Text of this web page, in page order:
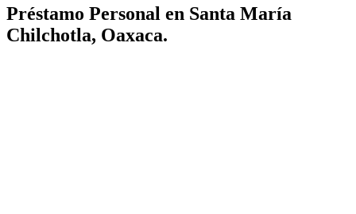
Préstamo Personal en Santa María
Chilchotla, Oaxaca.